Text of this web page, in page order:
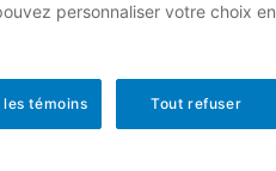
personnaliser votre choix en
Tout refuser
témoins